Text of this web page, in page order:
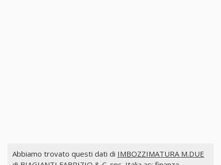
Abbiamo trovato questi dati di IMBOZZIMATURA M.DUE